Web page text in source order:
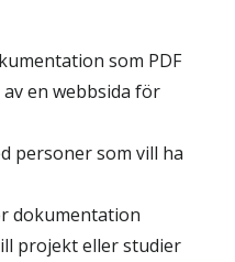
som PDF
en webbsida för
personer som vill ha
dokumentation
projekt eller studier